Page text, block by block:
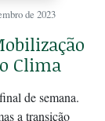
de 2023
Clima
de semana.
a transição